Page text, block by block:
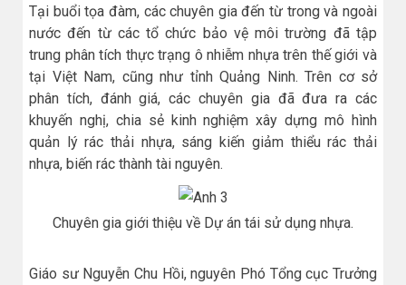
Tại buổi tọa đàm, các chuyên gia đến từ trong và ngoài
nước đến từ các tổ chức bảo vệ môi trường đã tập
trung phân tích thực trạng ô nhiễm nhựa trên thế giới và
tại Việt Nam, cũng như tỉnh Quảng Ninh. Trên cơ sở
phân tích, đánh giá, các chuyên gia đã đưa ra các
khuyến nghị, chia sẻ kinh nghiệm xây dựng mô hình
quản lý rác thải nhựa, sáng kiến giảm thiểu rác thải
nhựa, biến rác thành tài nguyên.
Chuyên gia giới thiệu về Dự án tái sử dụng nhựa.
Giáo sư Nguyễn Chu Hồi, nguyên Phó Tổng cục Trưởng